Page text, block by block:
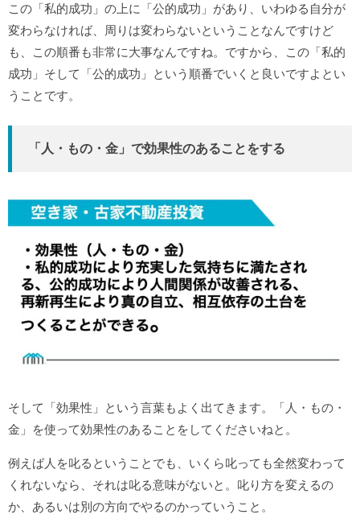
この「私的成功」の上に「公的成功」があり、いわゆる自分が
変わらなければ、周りは変わらないということなんですけど
も、この順番も非常に大事なんですね。ですから、この「私的
成功」そして「公的成功」という順番でいくと良いですよとい
うことです。
「人・もの・金」で効果性のあることをする
そして「効果性」という言葉もよく出てきます。「人・もの・
金」を使って効果性のあることをしてくださいねと。
例えば人を叱るということでも、いくら叱っても全然変わって
くれないなら、それは叱る意味がないと。叱り方を変えるの
か、あるいは別の方向でやるのかっていうこと。